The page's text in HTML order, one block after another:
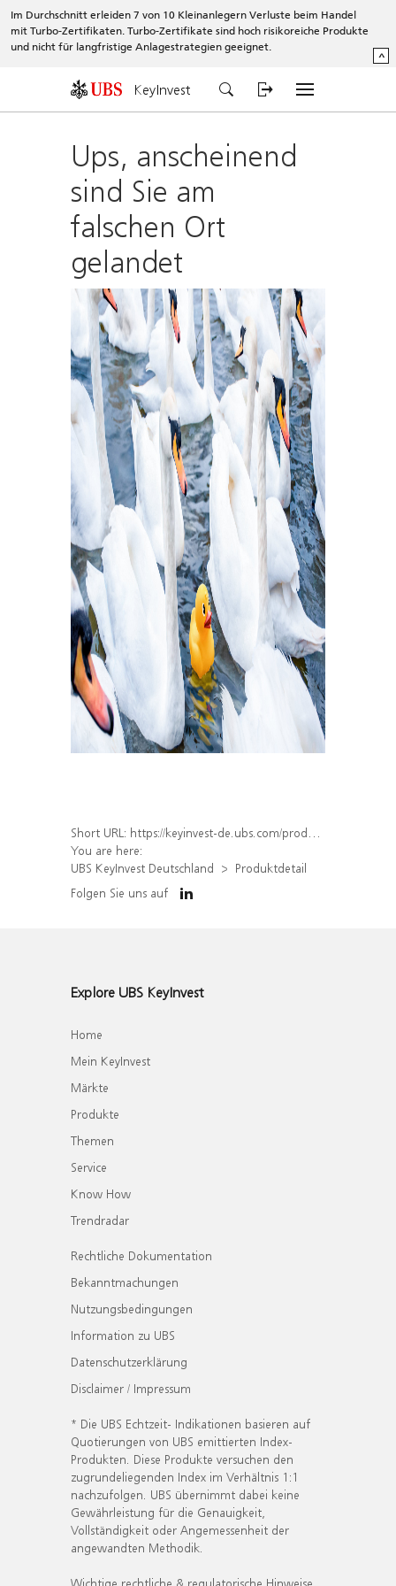
Im Durchschnitt erleiden 7 von 10 Kleinanlegern Verluste beim Handel
mit Turbo-Zertifikaten. Turbo-Zertifikate sind hoch risikoreiche Produkte
und nicht für langfristige Anlagestrategien geeignet.
^
KeyInvest
Ups, anscheinend
sind Sie am
falschen Ort
gelandet
Short URL: https://keyinvest-de.ubs.com/produkt/detail/index/isin/DE000UBS76S5
You are here:
UBS KeyInvest Deutschland
Produktdetail
Folgen Sie uns auf
Explore UBS KeyInvest
Home
Mein KeyInvest
Märkte
Produkte
Themen
Service
Know How
Trendradar
Rechtliche Dokumentation
Bekanntmachungen
Nutzungsbedingungen
Information zu UBS
Datenschutzerklärung
Disclaimer / Impressum
* Die UBS Echtzeit- Indikationen basieren auf
Quotierungen von UBS emittierten Index-
Produkten. Diese Produkte versuchen den
zugrundeliegenden Index im Verhältnis 1:1
nachzufolgen. UBS übernimmt dabei keine
Gewährleistung für die Genauigkeit,
Vollständigkeit oder Angemessenheit der
angewandten Methodik.